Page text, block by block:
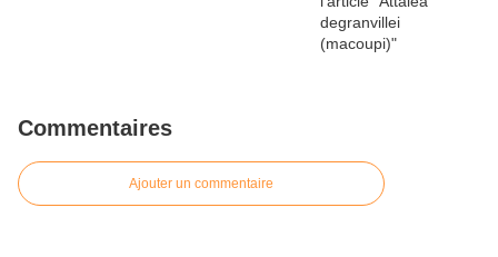
Commentaires
Ajouter un commentaire